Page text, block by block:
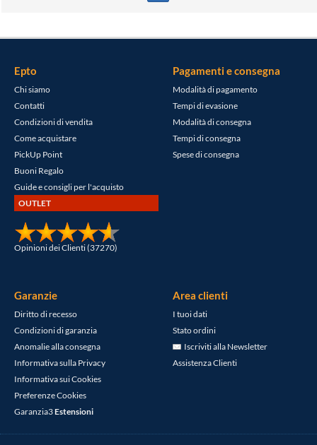
Epto
Chi siamo
Contatti
Condizioni di vendita
Come acquistare
PickUp Point
Buoni Regalo
Guide e consigli per l'acquisto
OUTLET
Opinioni dei Clienti (37270)
Pagamenti e consegna
Modalità di pagamento
Tempi di evasione
Modalità di consegna
Tempi di consegna
Spese di consegna
Garanzie
Diritto di recesso
Condizioni di garanzia
Anomalie alla consegna
Informativa sulla Privacy
Informativa sui Cookies
Preferenze Cookies
Garanzia3Estensioni
Area clienti
I tuoi dati
Stato ordini
Iscriviti alla Newsletter
Assistenza Clienti